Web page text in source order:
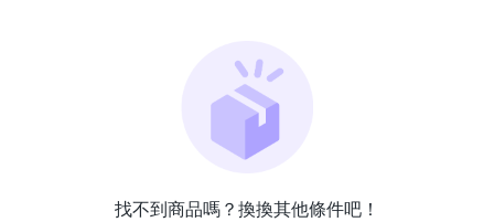
找不到商品嗎？換換其他條件吧！